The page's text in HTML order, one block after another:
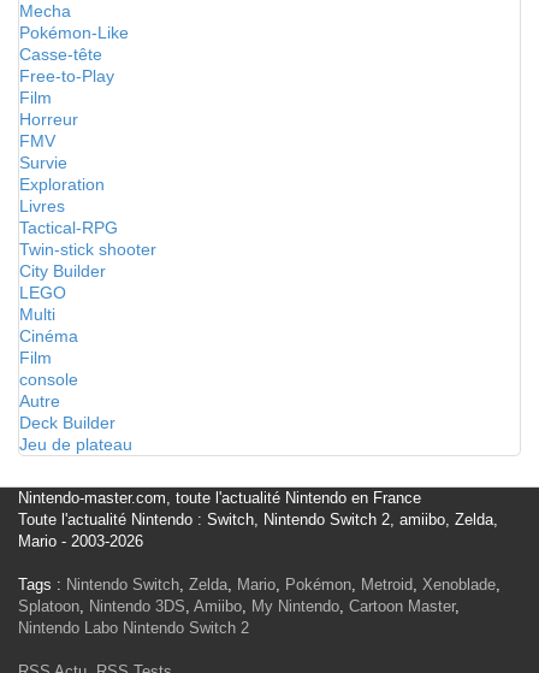
Mecha
Pokémon-Like
Casse-tête
Free-to-Play
Film
Horreur
FMV
Survie
Exploration
Livres
Tactical-RPG
Twin-stick shooter
City Builder
LEGO
Multi
Cinéma
Film
console
Autre
Deck Builder
Jeu de plateau
Nintendo-master.com, toute l'actualité Nintendo en France
Toute l'actualité Nintendo : Switch, Nintendo Switch 2, amiibo, Zelda,
Mario - 2003-2026
Tags : Nintendo Switch, Zelda, Mario, Pokémon, Metroid, Xenoblade,
Splatoon, Nintendo 3DS, Amiibo, My Nintendo, Cartoon Master,
Nintendo Labo Nintendo Switch 2